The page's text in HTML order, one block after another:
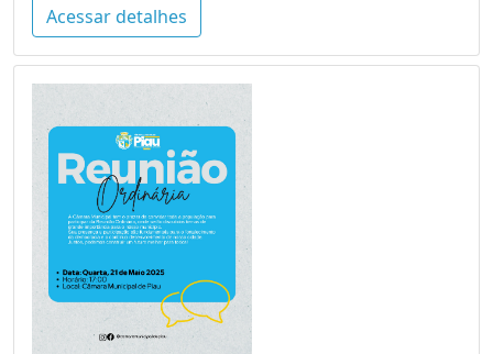
Acessar detalhes